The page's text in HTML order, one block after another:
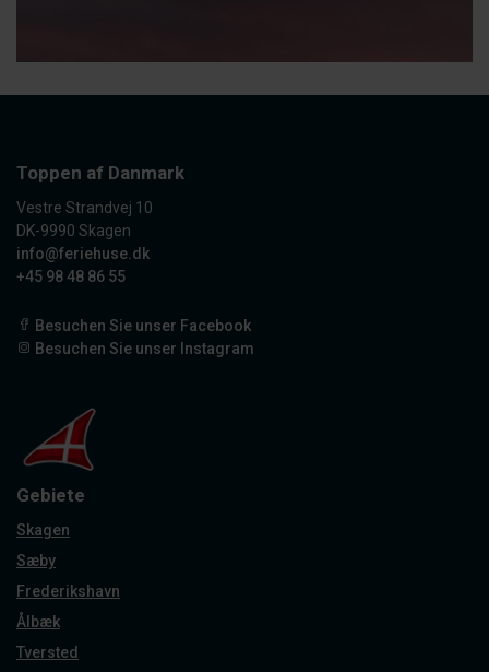
Toppen af Danmark
Vestre Strandvej 10
DK-9990 Skagen
info@feriehuse.dk
+45 98 48 86 55
Besuchen Sie unser Facebook
Besuchen Sie unser Instagram
Gebiete
Skagen
Sæby
Frederikshavn
Ålbæk
Tversted